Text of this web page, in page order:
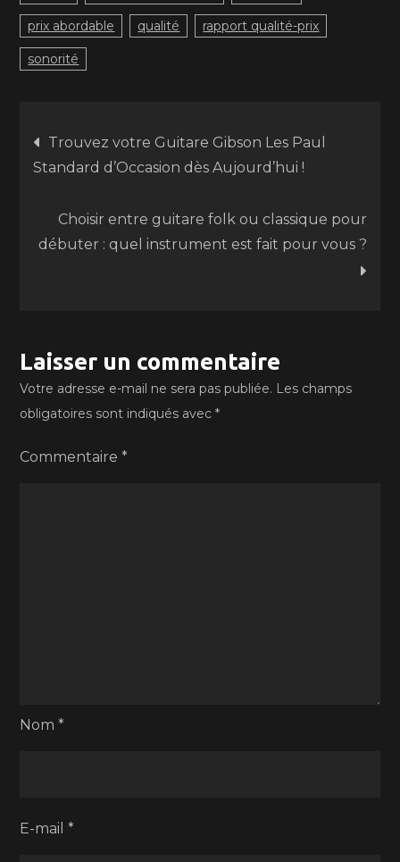
prix abordable qualité rapport qualité-prix
sonorité
Navigation
de
l’article
Trouvez votre Guitare Gibson Les Paul
Standard d’Occasion dès Aujourd’hui !
Choisir entre guitare folk ou classique pour
débuter : quel instrument est fait pour vous ?
Laisser un commentaire
Votre adresse e-mail ne sera pas publiée. Les champs
obligatoires sont indiqués avec*
Commentaire*
Nom*
E-mail*